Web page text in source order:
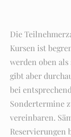
Die
Kursen ist
werden oben
gibt aber
bei
Sondertermine
vereinbaren.
Reservierungen